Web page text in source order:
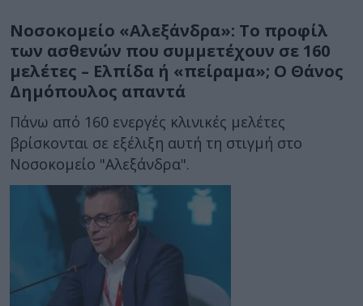
Νοσοκομείο «Αλεξάνδρα»: Το προφίλ
των ασθενών που συμμετέχουν σε 160 ​
μελέτες – ​Ε​λπίδα ή «πείραμα»; Ο Θάνος
Δημόπουλος απαντά
Πάνω από 160 ενεργές κλινικές μελέτες
βρίσκονται σε εξέλιξη αυτή τη στιγμή στο
Νοσοκομείο "Αλεξάνδρα".